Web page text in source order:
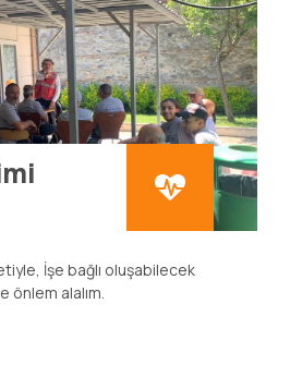
İşe bağlı oluşabilecek
önlem alalım.